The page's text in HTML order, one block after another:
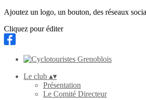
Ajoutez un logo, un bouton, des réseaux
Cliquez pour éditer
Le club ▴▾
Présentation
Le Comité Directeur